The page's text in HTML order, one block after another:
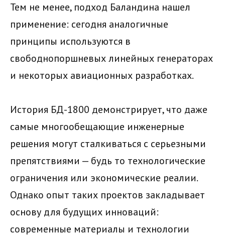
Тем не менее, подход Баландина нашел
применение: сегодня аналогичные
принципы используются в
свободнопоршневых линейных генераторах
и некоторых авиационных разработках.
История БД-1800 демонстрирует, что даже
самые многообещающие инженерные
решения могут сталкиваться с серьезными
препятствиями — будь то технологические
ограничения или экономические реалии.
Однако опыт таких проектов закладывает
основу для будущих инноваций:
современные материалы и технологии